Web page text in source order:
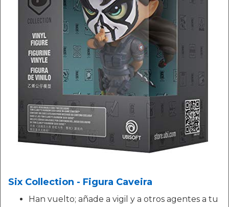
Six Collection - Figura Caveira
Han vuelto; añade a vigil y a otros agentes a tu